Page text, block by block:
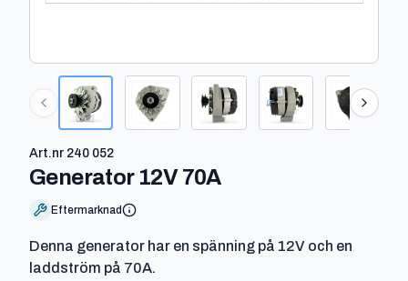
Art.nr 240 052
Generator 12V 70A-
Eftermarknad
Denna generator har en spänning på 12V och en
laddström på 70A.